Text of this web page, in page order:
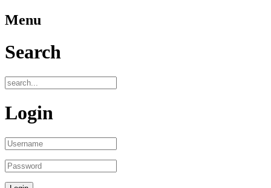
Menu
Search
Login